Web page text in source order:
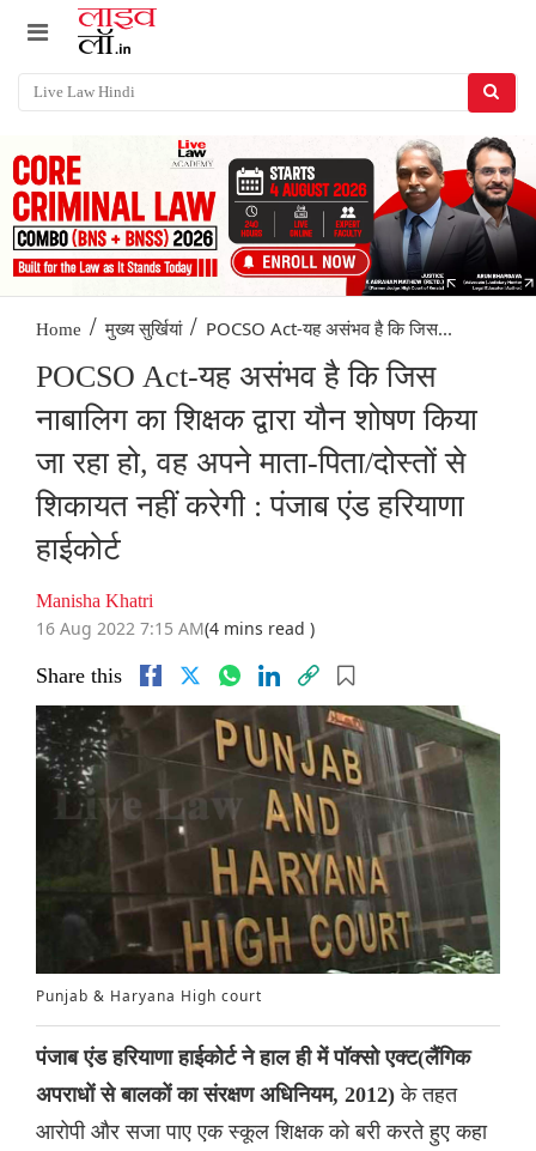
Home / मुख्य सुर्खियां / POCSO Act-यह असंभव है कि जिस...
POCSO Act-यह असंभव है कि जिस
नाबालिग का शिक्षक द्वारा यौन शोषण किया
जा रहा हो, वह अपने माता-पिता/दोस्तों से
शिकायत नहीं करेगी : पंजाब एंड हरियाणा
हाईकोर्ट
Manisha Khatri
16 Aug 2022 7:15 AM(4 mins read )
Share this
Punjab & Haryana High court
पंजाब एंड हरियाणा हाईकोर्ट ने हाल ही में पॉक्सो एक्ट(लैंगिक
अपराधों से बालकों का संरक्षण अधिनियम, 2012) के तहत
आरोपी और सजा पाए एक स्कूल शिक्षक को बरी करते हुए कहा